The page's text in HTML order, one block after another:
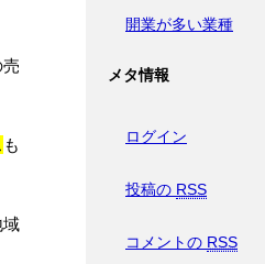
も
域
開業が多い業種
メタ情報
ログイン
投稿の RSS
コメントの RSS